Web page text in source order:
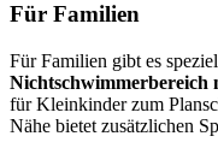
Für Familien
Für Familien gibt es
Nichtschwimmerbereich
für Kleinkinder zum
Nähe bietet zusätzlichen